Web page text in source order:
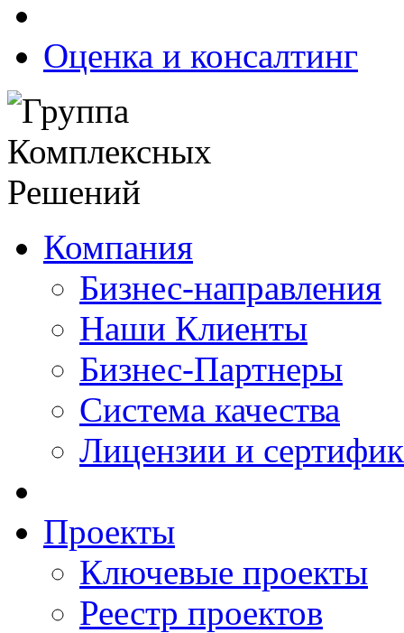
Оценка и консалтинг
Компания
Бизнес-направления
Наши Клиенты
Бизнес-Партнеры
Система качества
Лицензии и
Проекты
Ключевые проекты
Реестр проектов